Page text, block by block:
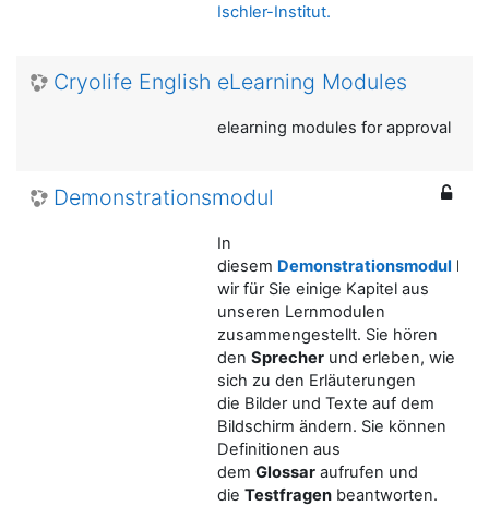
Ischler-Institut.
Cryolife English eLearning Modules
elearning modules for approval
Demonstrationsmodul
In
diesem Demonstrationsmodul
wir für Sie einige Kapitel aus
unseren Lernmodulen
zusammengestellt. Sie hören
den Sprecherund erleben, wie
sich zu den Erläuterungen
die Bilder und Texte auf dem
Bildschirm ändern. Sie können
Definitionen aus
dem Glossaraufrufen und
die Testfragenbeantworten.